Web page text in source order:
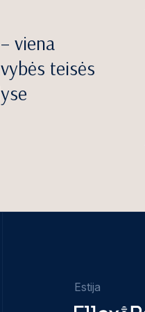
viena
teisės
Estija